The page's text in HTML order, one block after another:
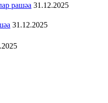
рашәа 31.12.2025
31.12.2025